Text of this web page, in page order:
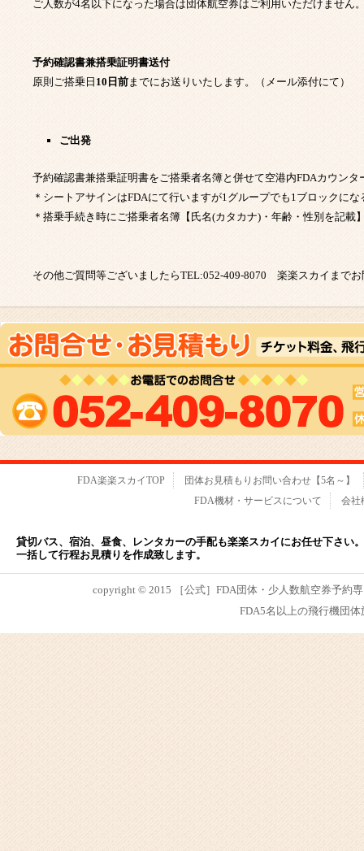
ご人数が4名以下になった場合は団体航空券はご利用いただけません
予約確認書兼搭乗証明書送付
原則ご搭乗日 10 日前までにお送りいたします。（メール添付にて）
ご出発
予約確認書兼搭乗証明書をご搭乗者名簿と併せて空港内FDAカウン
＊シートアサインはFDAにて行いますが1グループでも1ブロックに
＊搭乗手続き時にご搭乗者名簿【氏名(カタカナ)・年齢・性別を記
その他ご質問等ございましたらTEL:052-409-8070 楽楽スカイまで
FDA楽楽スカイTOP
団体お見積もりお問い合わせ【5名～】
FDA機材・サービスについて
会社
貸切バス、宿泊、昼食、レンタカーの手配も楽楽スカイにお任せ下さい。
一括して行程お見積りを作成致します。
copyright © 2015 ［公式］FDA団体・少人数航空券予約
FDA5名以上の飛行機団